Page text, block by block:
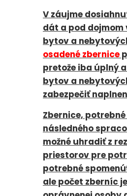
V záujme
dát a pod dojmom
bytov a
osadené zbernice
pretože iba úplný
bytov a
zabezpečiť
Zbernice,
následného
možné uhradiť z
priestorov pre
potrebné
ale počet zberníc